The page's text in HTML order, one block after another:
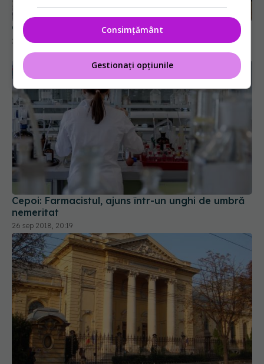
Gigantul Novartis, reduceri de personal
27 sep 2018, 18:28
Cepoi: Farmacistul, ajuns într-un unghi de umbră
nemeritat
26 sep 2018, 20:19
Consimțământ
Gestionați opțiunile